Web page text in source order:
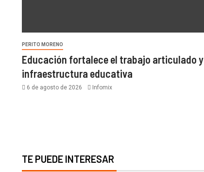
PERITO MORENO
Educación fortalece el trabajo articulado
infraestructura educativa
6 de agosto de 2026 Infomix
TE PUEDE INTERESAR